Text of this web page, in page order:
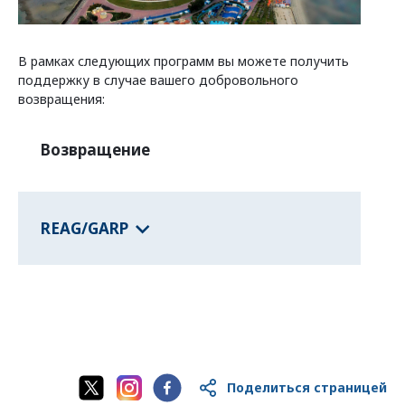
Программы федеральных земель
о странах
В рамках следующих программ вы можете получить
поддержку в случае вашего добровольного
возвращения:
Возвращение
REAG/GARP
Поделиться страницей